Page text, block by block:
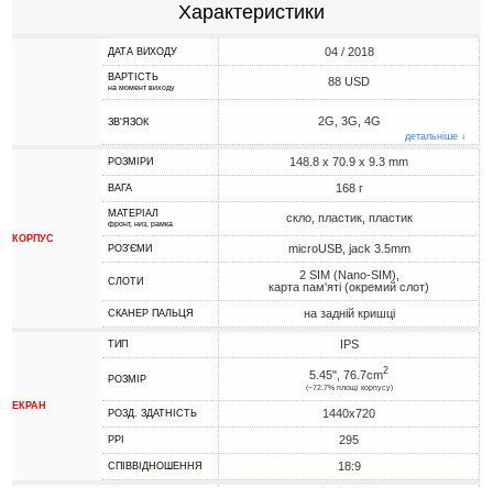
Характеристики
ДАТА ВИХОДУ 04 / 2018
ВАРТІСТЬ
на момент виходу 88 USD
ЗВ'ЯЗОК 2G, 3G, 4G
детальніше ↓
КОРПУС
РОЗМІРИ 148.8 x 70.9 x 9.3 mm
ВАГА 168 г
МАТЕРІАЛ
фронт, низ, рамка скло, пластик, пластик
РОЗ'ЄМИ microUSB, jack 3.5mm
СЛОТИ
2 SIM (Nano-SIM),
карта пам'яті (окремий слот)
СКАНЕР ПАЛЬЦЯ на задній кришці
ЕКРАН
ТИП IPS
РОЗМІР 5.45", 76.7cm2
(~72.7% площі корпусу)
РОЗД. ЗДАТНІСТЬ 1440x720
PPI 295
СПІВВІДНОШЕННЯ 18:9